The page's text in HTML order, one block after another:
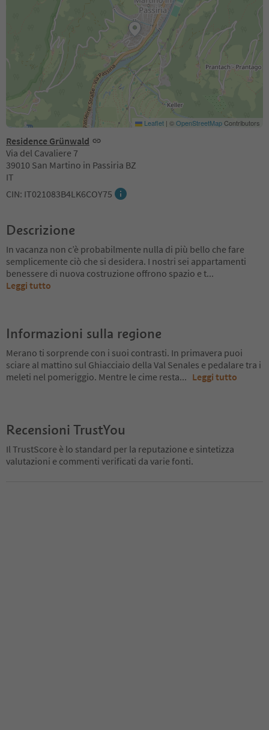
Residence Grünwald
Via del Cavaliere 7
39010 San Martino in Passiria BZ
IT
CIN: IT021083B4LK6COY75
Leaflet | ©OpenStreetMapContributors
Descrizione
In vacanza non c’è probabilmente nulla di più bello che fare
semplicemente ciò che si desidera. I nostri sei appartamenti
benessere di nuova costruzione offrono spazio e t...
Leggi tutto
Informazioni sulla regione
Merano ti sorprende con i suoi contrasti. In primavera puoi
sciare al mattino sul Ghiacciaio della Val Senales e pedalare tra i
meleti nel pomeriggio. Mentre le cime resta... Leggi tutto
Recensioni TrustYou
Il TrustScore è lo standard per la reputazione e sintetizza
valutazioni e commenti verificati da varie fonti.